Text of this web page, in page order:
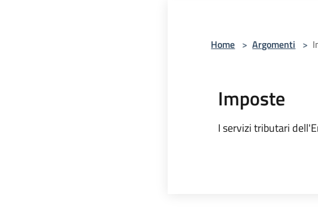
Home > Argomenti >
Imposte
I servizi tributari